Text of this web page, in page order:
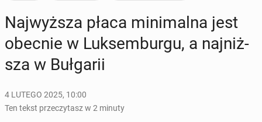
Naj­wyż­sza płaca mi­ni­mal­na jest
obecnie w Luk­sem­bur­gu, a naj­niż­
sza w Buł­ga­rii
4 LUTEGO 2025, 10:00
Ten tekst przeczytasz w 2 minuty